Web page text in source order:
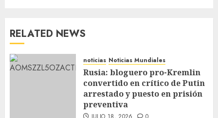
RELATED NEWS
noticias Noticias Mundiales
Rusia: bloguero pro-Kremlin
convertido en crítico de Putin
arrestado y puesto en prisión
preventiva